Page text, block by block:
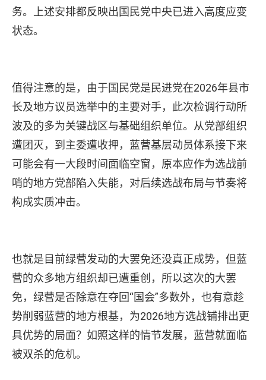
务。上述安排都反映出国民党中央已进入高度应变
状态。
值得注意的是，由于国民党是民进党在2026年县市
长及地方议员选举中的主要对手，此次检调行动所
波及的多为关键战区与基础组织单位。从党部组织
遭团灭，到主委遭收押，蓝营基层动员体系接下来
可能会有一大段时间面临空窗，原本应作为选战前
哨的地方党部陷入失能，对后续选战布局与节奏将
构成实质冲击。
也就是目前绿营发动的大罢免还没真正成势，但蓝
营的众多地方组织却已遭重创，所以这次的大罢
免，绿营是否除意在夺回“国会”多数外，也有意趁
势削弱蓝营的地方根基，为2026地方选战铺排出更
具优势的局面？如照这样的情节发展，蓝营就面临
被双杀的危机。